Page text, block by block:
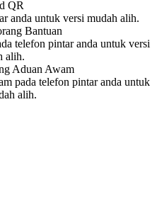
anda untuk versi mudah alih.
telefon pintar anda untuk versi
alih.
pada telefon pintar anda untuk
alih.